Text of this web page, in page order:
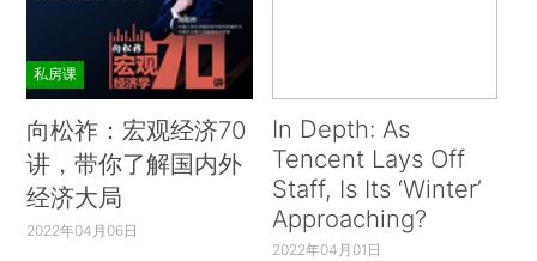
私房课
向松祚：宏观经济70
讲，带你了解国内外
经济大局
2022年04月06日
In Depth: As
Tencent Lays Off
Staff, Is Its ‘Winter’
Approaching?
2022年04月01日